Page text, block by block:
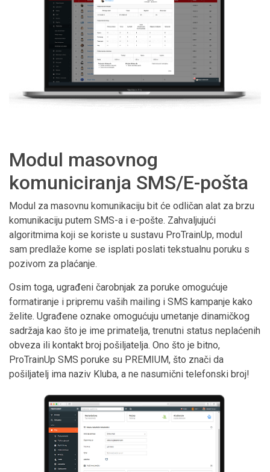
Modul masovnog
komuniciranja SMS/E-pošta
Modul za masovnu komunikaciju bit će odličan alat za brzu
komunikaciju putem SMS-a i e-pošte. Zahvaljujući
algoritmima koji se koriste u sustavu ProTrainUp, modul
sam predlaže kome se isplati poslati tekstualnu poruku s
pozivom za plaćanje.
Osim toga, ugrađeni čarobnjak za poruke omogućuje
formatiranje i pripremu vaših mailing i SMS kampanje kako
želite. Ugrađene oznake omogućuju umetanje dinamičkog
sadržaja kao što je ime primatelja, trenutni status neplaćenih
obveza ili kontakt broj pošiljatelja. Ono što je bitno,
ProTrainUp SMS poruke su PREMIUM, što znači da
pošiljatelj ima naziv Kluba, a ne nasumični telefonski broj!